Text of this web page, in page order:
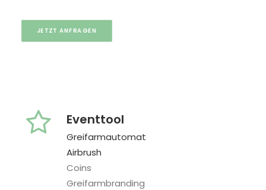
JETZT ANFRAGEN
Eventtool
Greifarmautomat
Airbrush
Coins
Greifarmbranding